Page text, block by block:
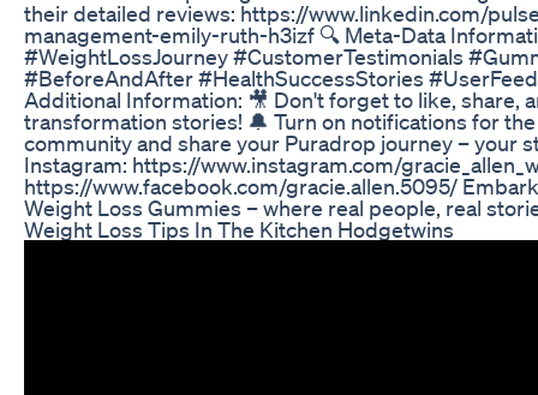
their detailed reviews: https://www.linkedin.com/
management-emily-ruth-h3izf 🔍 Meta-Data
#WeightLossJourney #CustomerTestimonials
#BeforeAndAfter #HealthSuccessStories
Additional Information: 🎥 Don't forget to like, share,
transformation stories! 🔔 Turn on notifications for
community and share your Puradrop journey – your
Instagram: https://www.instagram.com/
https://www.facebook.com/gracie.allen.5095/
Weight Loss Gummies – where real people, real
Weight Loss Tips In The Kitchen Hodgetwins